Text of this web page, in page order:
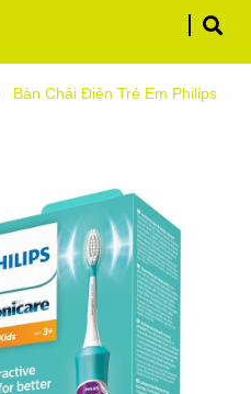
Bàn Chải Điện Trẻ Em Philips